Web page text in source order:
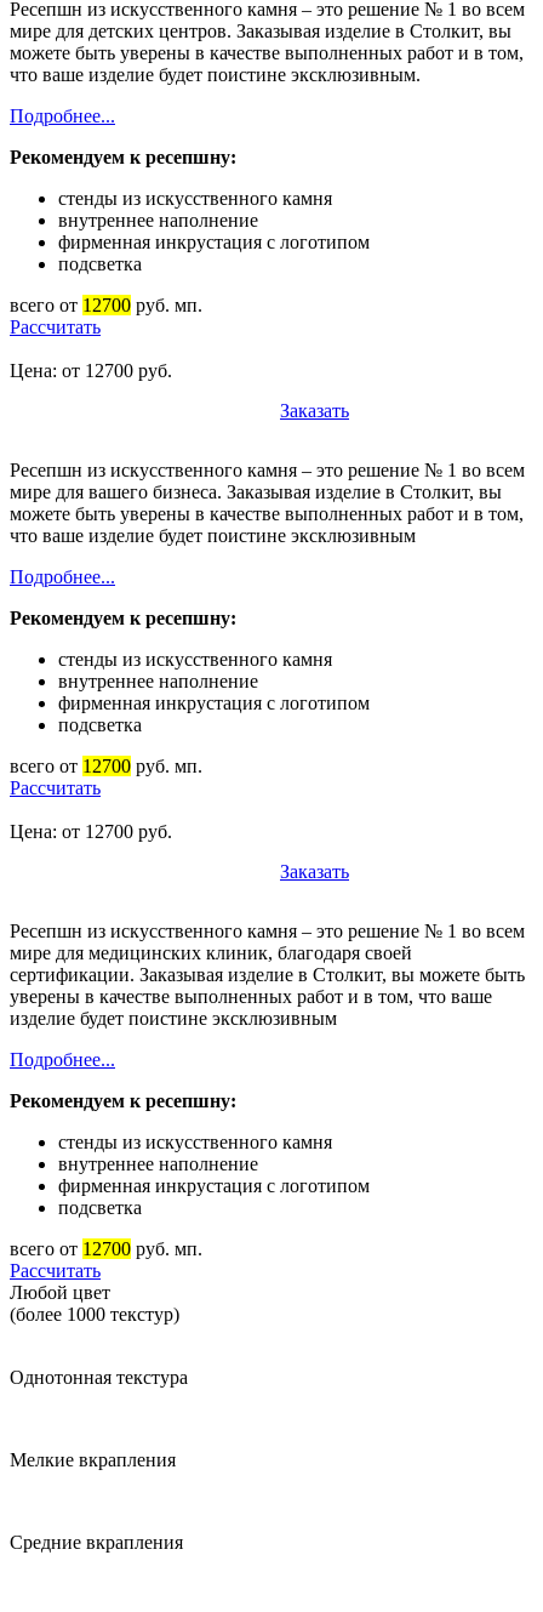
Ресепшн из искусственного камня – это решение № 1 во всем
мире для детских центров. Заказывая изделие в Столкит, вы
можете быть уверены в качестве выполненных работ и в том,
что ваше изделие будет поистине эксклюзивным.
Подробнее...
Рекомендуем к ресепшну:
стенды из искусственного камня
внутреннее наполнение
фирменная инкрустация с логотипом
подсветка
всего от 12700 руб. мп.
Рассчитать
Цена: от 12700 руб.
Заказать
Ресепшн из искусственного камня – это решение № 1 во всем
мире для вашего бизнеса. Заказывая изделие в Столкит, вы
можете быть уверены в качестве выполненных работ и в том,
что ваше изделие будет поистине эксклюзивным
Подробнее...
Рекомендуем к ресепшну:
стенды из искусственного камня
внутреннее наполнение
фирменная инкрустация с логотипом
подсветка
всего от 12700 руб. мп.
Рассчитать
Цена: от 12700 руб.
Заказать
Ресепшн из искусственного камня – это решение № 1 во всем
мире для медицинских клиник, благодаря своей
сертификации. Заказывая изделие в Столкит, вы можете быть
уверены в качестве выполненных работ и в том, что ваше
изделие будет поистине эксклюзивным
Подробнее...
Рекомендуем к ресепшну:
стенды из искусственного камня
внутреннее наполнение
фирменная инкрустация с логотипом
подсветка
всего от 12700 руб. мп.
Рассчитать
Любой цвет
(более 1000 текстур)
Однотонная текстура
Мелкие вкрапления
Средние вкрапления